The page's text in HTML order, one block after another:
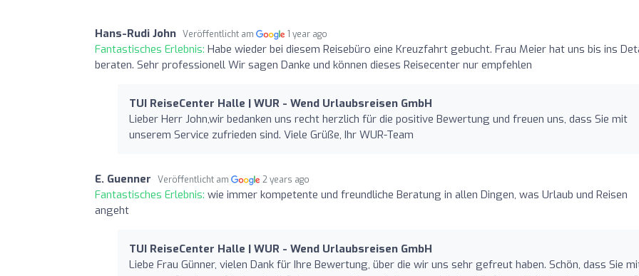
Hans-Rudi John Veröffentlicht am 1 year ago
Fantastisches Erlebnis: Habe wieder bei diesem Reisebüro eine Kreuzfahrt gebucht. Frau Meier hat uns bis ins
beraten. Sehr professionell Wir sagen Danke und können dieses Reisecenter nur empfehlen
TUI ReiseCenter Halle | WUR - Wend Urlaubsreisen GmbH
Lieber Herr John,wir bedanken uns recht herzlich für die positive Bewertung und freuen uns, dass Sie mit
unserem Service zufrieden sind. Viele Grüße, Ihr WUR-Team
E. Guenner Veröffentlicht am 2 years ago
Fantastisches Erlebnis: wie immer kompetente und freundliche Beratung in allen Dingen, was Urlaub und Reisen
angeht
TUI ReiseCenter Halle | WUR - Wend Urlaubsreisen GmbH
Liebe Frau Günner, vielen Dank für Ihre Bewertung, über die wir uns sehr gefreut haben. Schön, dass Sie